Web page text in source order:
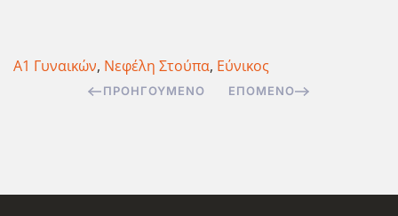
Α1 Γυναικών, Νεφέλη Στούπα, Εύνικος
ΠΡΟΗΓΟΎΜΕΝΟ ΕΠΌΜΕΝΟ